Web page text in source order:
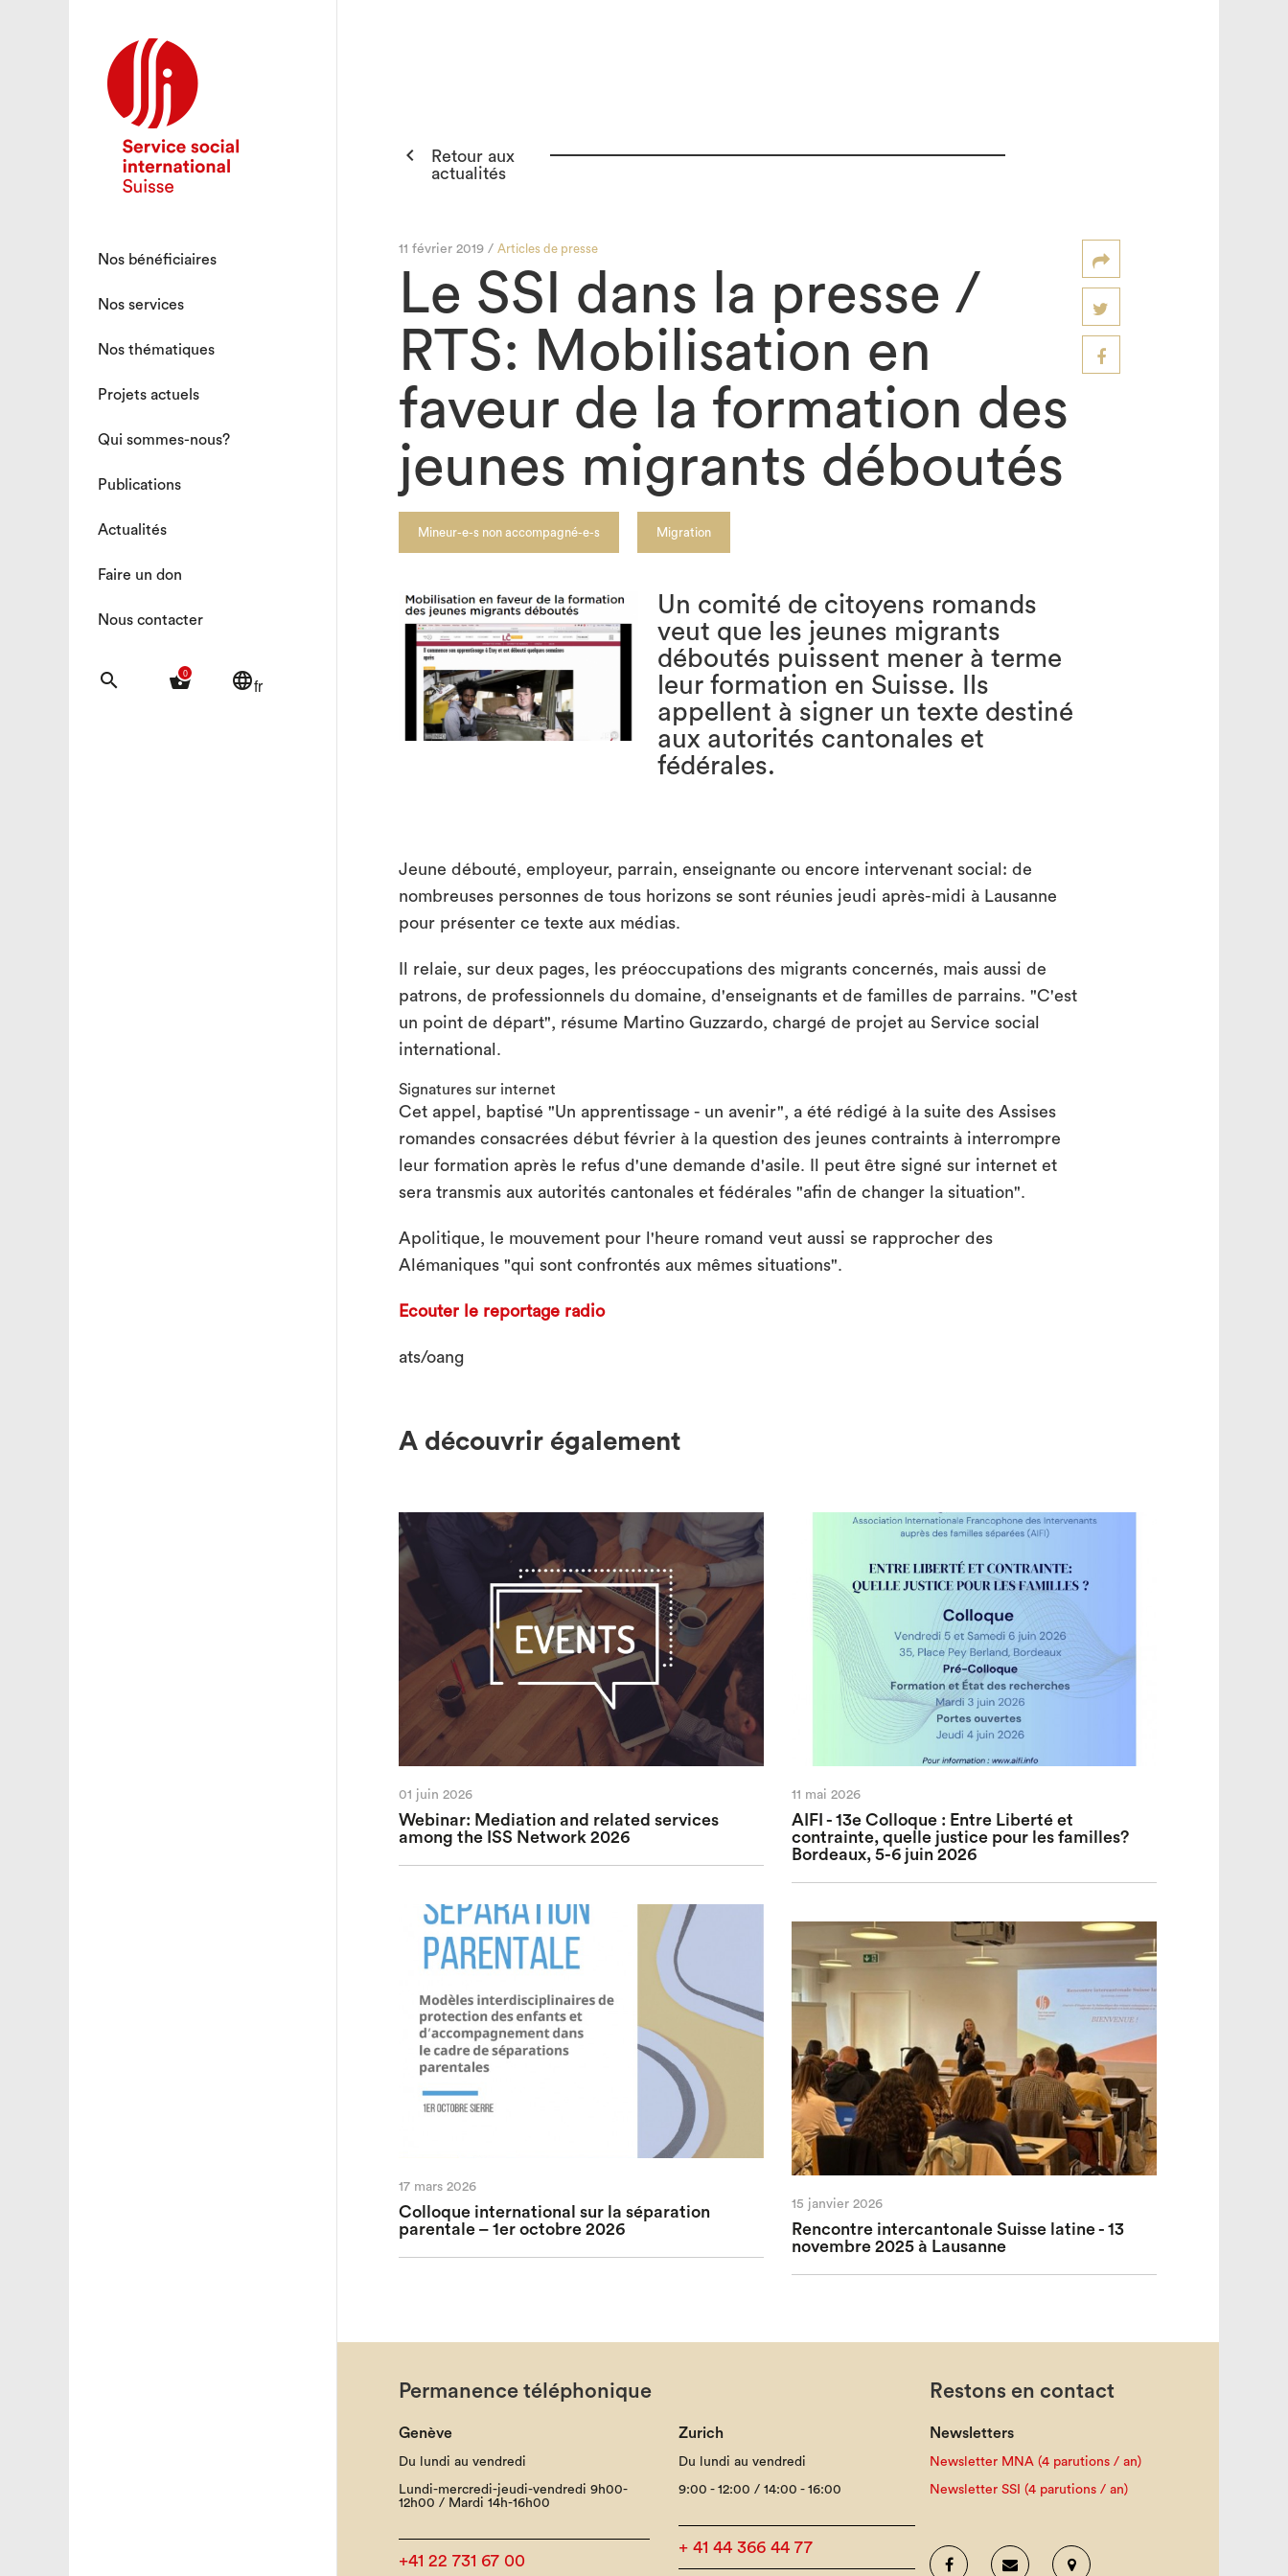
Nos bénéficiaires
Nos services
Nos thématiques
Projets actuels
Qui sommes-nous?
Publications
Actualités
Faire un don
Nous contacter
search 0
shopping_basket languagefr
search

Retour aux
actualités
11 février 2019 / Articles de presse
Le SSI dans la presse /
RTS: Mobilisation en
faveur de la formation des
jeunes migrants déboutés
Mineur-e-s non accompagné-e-s Migration
Un comité de citoyens romands
veut que les jeunes migrants
déboutés puissent mener à terme
leur formation en Suisse. Ils
appellent à signer un texte destiné
aux autorités cantonales et
fédérales.
Jeune débouté, employeur, parrain, enseignante ou encore intervenant social: de
nombreuses personnes de tous horizons se sont réunies jeudi après-midi à Lausanne
pour présenter ce texte aux médias.
Il relaie, sur deux pages, les préoccupations des migrants concernés, mais aussi de
patrons, de professionnels du domaine, d'enseignants et de familles de parrains. "C'est
un point de départ", résume Martino Guzzardo, chargé de projet au Service social
international.
Signatures sur internet
Cet appel, baptisé "Un apprentissage - un avenir", a été rédigé à la suite des Assises
romandes consacrées début février à la question des jeunes contraints à interrompre
leur formation après le refus d'une demande d'asile. Il peut être signé sur internet et
sera transmis aux autorités cantonales et fédérales "afin de changer la situation".
Apolitique, le mouvement pour l'heure romand veut aussi se rapprocher des
Alémaniques "qui sont confrontés aux mêmes situations".
Ecouter le reportage radio
ats/oang
A découvrir également
01 juin 2026
Webinar: Mediation and related services
among the ISS Network 2026
11 mai 2026
AIFI - 13e Colloque : Entre Liberté et
contrainte, quelle justice pour les familles?
Bordeaux, 5-6 juin 2026
17 mars 2026
Colloque international sur la séparation
parentale – 1er octobre 2026
15 janvier 2026
Rencontre intercantonale Suisse latine - 13
novembre 2025 à Lausanne
Permanence téléphonique
Genève
Du lundi au vendredi
Lundi-mercredi-jeudi-vendredi 9h00-
12h00 / Mardi 14h-16h00
+41 22 731 67 00
Zurich
Du lundi au vendredi
9:00 - 12:00 / 14:00 - 16:00
+ 41 44 366 44 77
Restons en contact
Newsletters
Newsletter MNA (4 parutions / an)
Newsletter SSI (4 parutions / an)